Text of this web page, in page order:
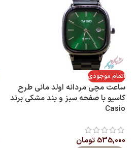
اتمام موجودی
ساعت مچی مردانه اولد مانی طرح
کاسیو با صفحه سبز و بند مشکی برند
Casio
535,000 تومان